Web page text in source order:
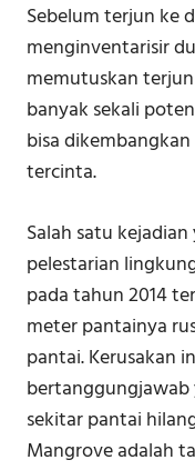
Sebelum terjun ke
menginventarisir
memutuskan
banyak sekali
bisa
tercinta.
Salah satu
pelestarian
pada tahun 2014
meter pantainya
pantai. Kerusakan
sekitar pantai
Mangrove adalah